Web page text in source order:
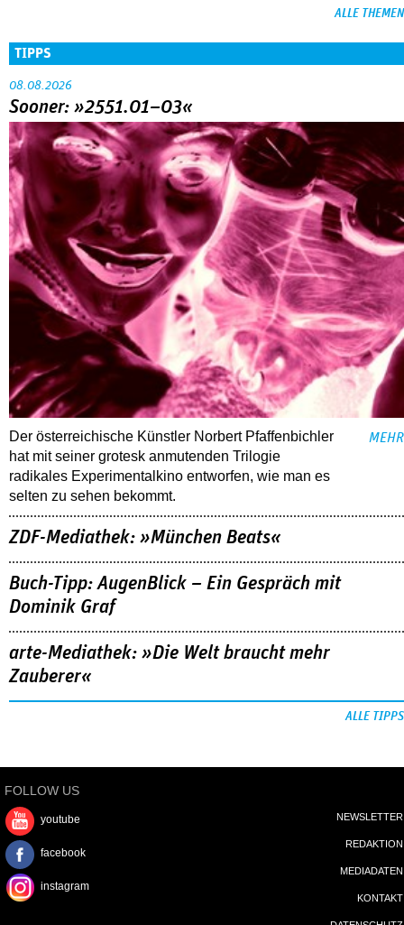
ALLE THEMEN
TIPPS
08.08.2026
Sooner: »2551.01–03«
Der österreichische Künstler Norbert Pfaffenbichler
hat mit seiner grotesk anmutenden Trilogie
radikales Experimentalkino entworfen, wie man es
selten zu sehen bekommt.
MEHR
ZDF-Mediathek: »München Beats«
Buch-Tipp: AugenBlick – Ein Gespräch mit
Dominik Graf
arte-Mediathek: »Die Welt braucht mehr
Zauberer«
ALLE TIPPS
FOLLOW US
youtube
facebook
instagram
NEWSLETTER
REDAKTION
MEDIADATEN
KONTAKT